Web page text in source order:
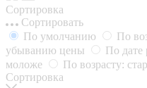
Сортировка
Сортировать
По умолчанию
По
убыванию цены
По дате
моложе
По возрасту:
Сортировка